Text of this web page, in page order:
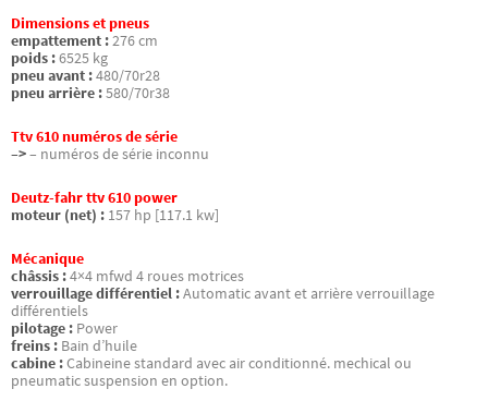
Dimensions et pneus
empattement :276 cm
poids :6525 kg
pneu avant :480/70r28
pneu arrière :580/70r38
Ttv 610 numéros de série
–>– numéros de série inconnu
Deutz-fahr ttv 610 power
moteur (net) : 157 hp [117.1 kw]
Mécanique
châssis :4×4 mfwd 4 roues motrices
verrouillage différentiel :Automatic avant et arrière verrouillage
différentiels
pilotage : Power
freins : Bain d’huile
cabine :Cabineine standard avec air conditionné. mechical ou
pneumatic suspension en option.